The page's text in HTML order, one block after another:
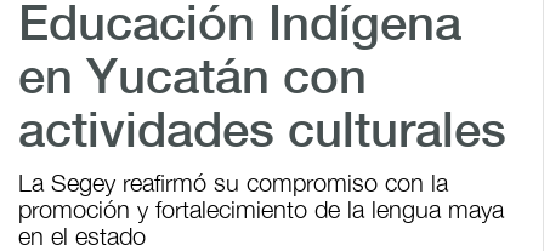
Educación Indígena
en Yucatán con
actividades culturales
La Segey reafirmó su compromiso con la
promoción y fortalecimiento de la lengua maya
en el estado